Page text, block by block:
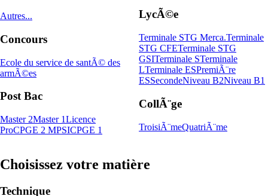
Autres...
Concours
Ecole du service de santÃ© des
armÃ©es
Post Bac
Master 2Master 1Licence
ProCPGE 2 MPSICPGE 1
LycÃ©e
Terminale STG Merca.Terminale
STG CFETerminale STG
GSITerminale STerminale
LTerminale ESPremiÃ¨re
ESSecondeNiveau B2Niveau B1
CollÃ¨ge
TroisiÃ¨meQuatriÃ¨me
Choisissez votre matière
Technique